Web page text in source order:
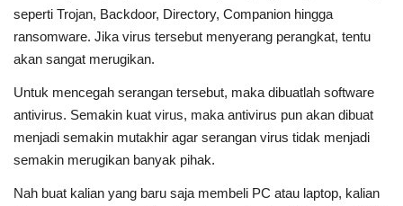
seperti Trojan, Backdoor, Directory, Companion hingga
ransomware. Jika virus tersebut menyerang perangkat, tentu
akan sangat merugikan.
Untuk mencegah serangan tersebut, maka dibuatlah software
antivirus. Semakin kuat virus, maka antivirus pun akan dibuat
menjadi semakin mutakhir agar serangan virus tidak menjadi
semakin merugikan banyak pihak.
Nah buat kalian yang baru saja membeli PC atau laptop, kalian